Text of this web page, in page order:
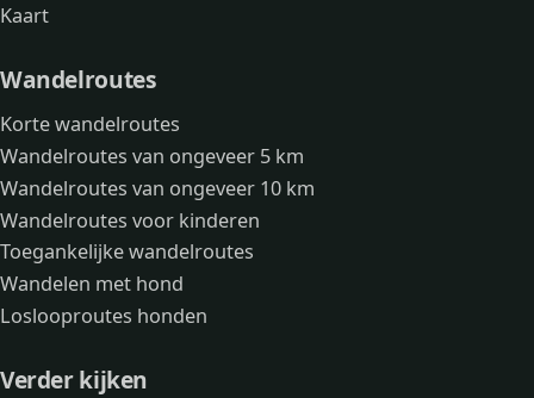
Kaart
Wandelroutes
Korte wandelroutes
Wandelroutes van ongeveer 5 km
Wandelroutes van ongeveer 10 km
Wandelroutes voor kinderen
Toegankelijke wandelroutes
Wandelen met hond
Loslooproutes honden
Verder kijken